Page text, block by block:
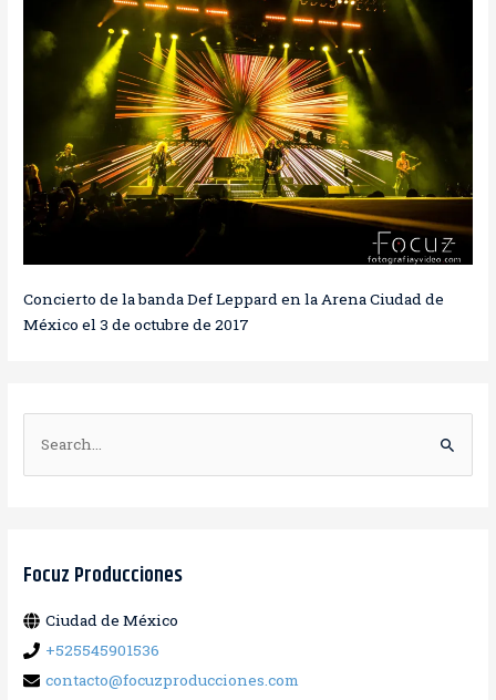
Concierto de la banda Def Leppard en la Arena Ciudad de
México el 3 de octubre de 2017
u
a
:
Focuz Producciones
Ciudad de México
+525545901536
contacto@focuzproducciones.com